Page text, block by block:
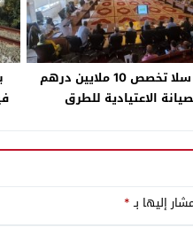
جماعة سلا تخصص 10 ملايين درهم
الاعتيادية للطرق
إليها بـ*